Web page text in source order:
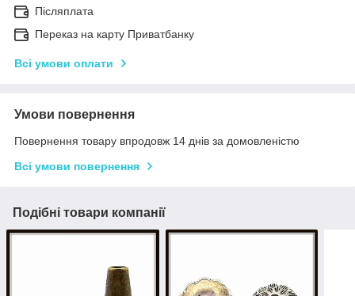
Післяплата
Переказ на карту Приватбанку
Всі умови оплати
Умови повернення
Повернення товару впродовж 14 днів за домовленістю
Всі умови повернення
Подібні товари компанії